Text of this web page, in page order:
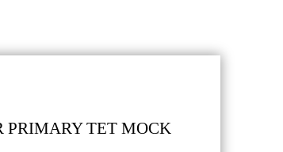
PRIMARY TET MOCK